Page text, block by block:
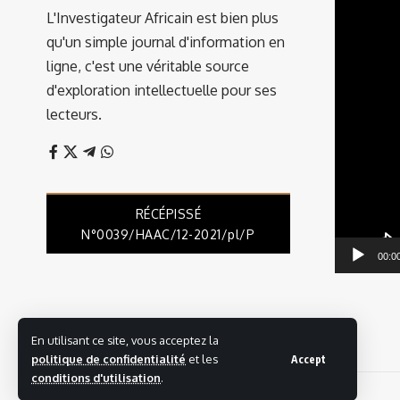
En utilisant ce site, vous acceptez la
politique de confidentialité et les
conditions d'utilisation.
Accept
L'Investigateur Africain est bien plus
qu'un simple journal d'information en
ligne, c'est une véritable source
d'exploration intellectuelle pour ses
lecteurs.
RÉCÉPISSÉ
N°0039/HAAC/12-2021/pl/P